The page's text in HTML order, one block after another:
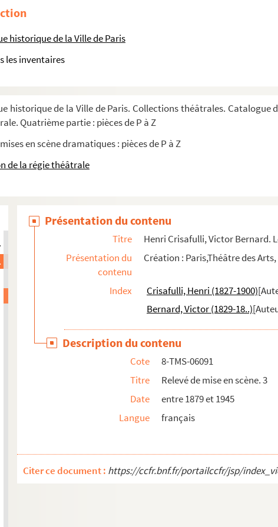
historique de la Ville de Paris
les inventaires
historique de la Ville de Paris. Collections théâtrales. Catalogue
Quatrième partie : pièces de P à Z
en scène dramatiques : pièces de P à Z
de la régie théâtrale
: drame en 2 actes. 1920
1914
comique en 3 actes et 4 images d'Épinal. 1929
: pièce en 3 actes. 1956
3 actes. 1911
en 3 actes. 1899
hôtel : comédie en 1 acte. 1879
en 9 tableaux. 1881
: comédie en 3 actes. 1879
1
retroussé : comédie-vaudeville en 4 actes. 1924
actes. 1926
en prose. 1902
marie sa fille : vaudeville en 3 actes. 1931
sérieuse : comédie en 1 acte. 1904
2 actes et 6 tableaux. 1930
en 4 actes. 1909
1897
en 3 actes. 1901
: comédie en 3 actes. 1927
: Comédie en 3 actes et 1 épilogue. 1922
1905
en 1 acte. 1875
: drame en 5 actes. 1860
Présentation du contenu
Titre
Henri Crisafulli, Victor Bernard.
Présentation du
contenu
Création : Paris,Théâtre des Arts,
Index Crisafulli, Henri (1827-1900)
Bernard, Victor (1829-18..)
Description du contenu
Cote
8-TMS-06091
Titre
Relevé de mise en scène. 3
Date
entre 1879 et 1945
Langue
français
Citer ce document : https://ccfr.bnf.fr/portailccfr/jsp/